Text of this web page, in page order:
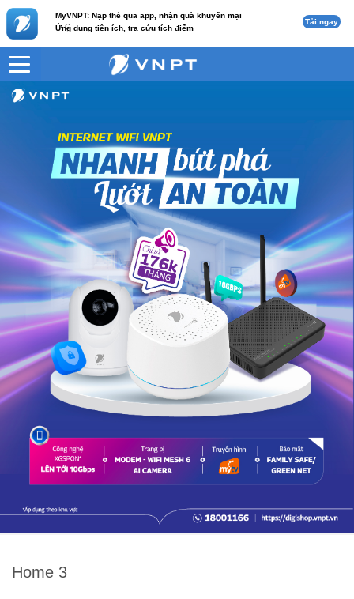
MyVNPT: Nạp thẻ qua app, nhận quà khuyến mại
Ứng dụng tiện ích, tra cứu tích điểm
c Tải ngay
VNPT
Home 3